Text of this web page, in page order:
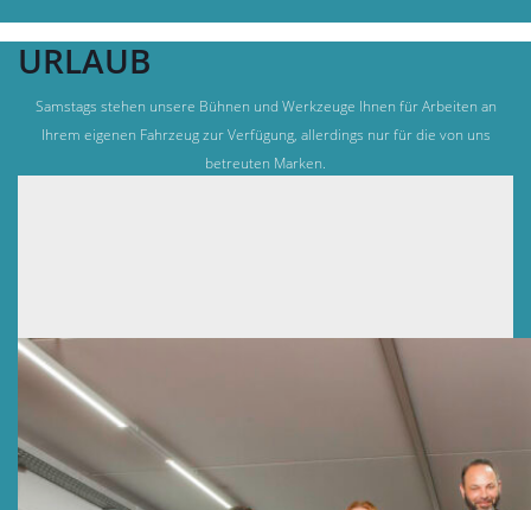
URLAUB
Samstags stehen unsere Bühnen und Werkzeuge Ihnen für Arbeiten an
Ihrem eigenen Fahrzeug zur Verfügung, allerdings nur für die von uns
betreuten Marken.